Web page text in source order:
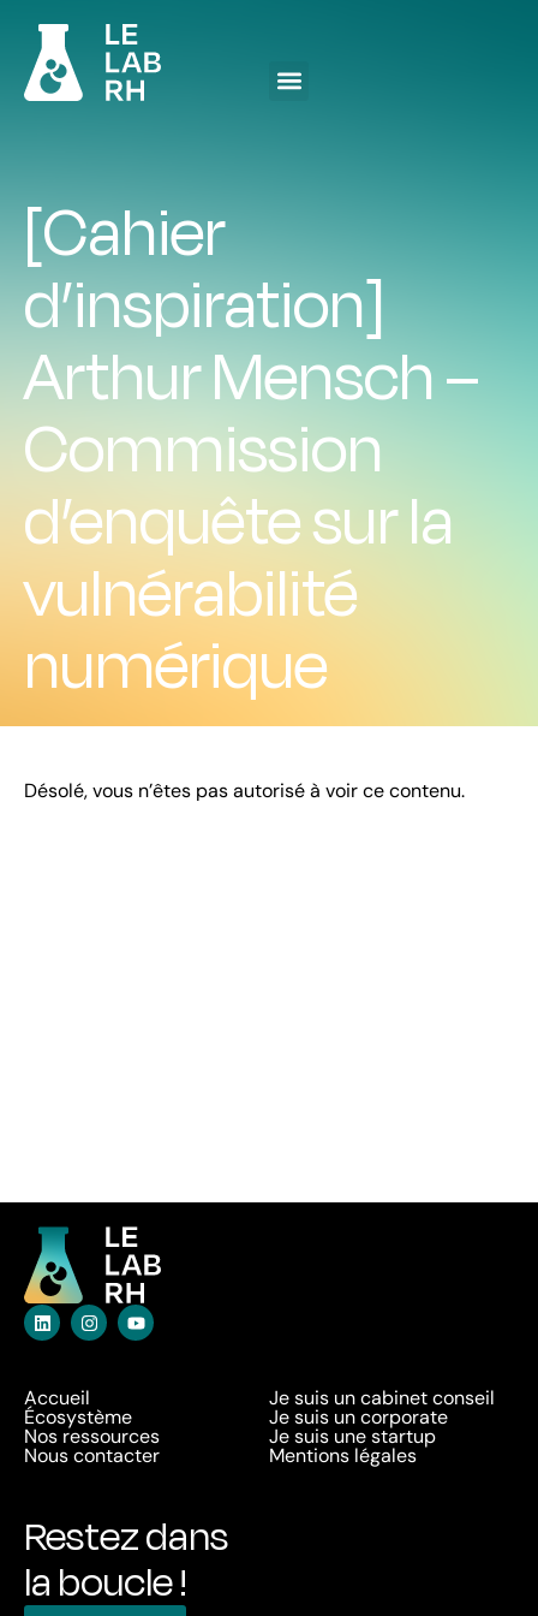
[Cahier
d’inspiration]
Arthur Mensch –
Commission
d’enquête sur la
vulnérabilité
numérique
Désolé, vous n’êtes pas autorisé à voir ce contenu.
Accueil
Écosystème
Nos ressources
Nous contacter
Je suis un cabinet conseil
Je suis un corporate
Je suis une startup
Mentions légales
Restez dans
la boucle !